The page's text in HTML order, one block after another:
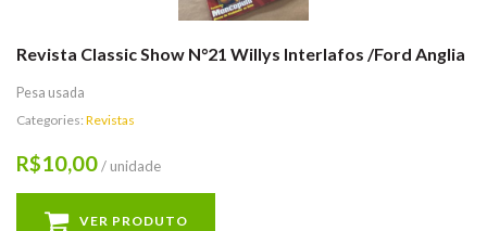
Revista Classic Show N°21 Willys Interlafos /Ford Anglia
Pesa usada
Categories: Revistas
R$10,00/ unidade
VER PRODUTO